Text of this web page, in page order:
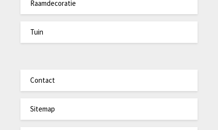
Raamdecoratie
Tuin
Contact
Sitemap